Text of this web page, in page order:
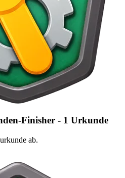
Finisher - 1 Urkunde
ab.